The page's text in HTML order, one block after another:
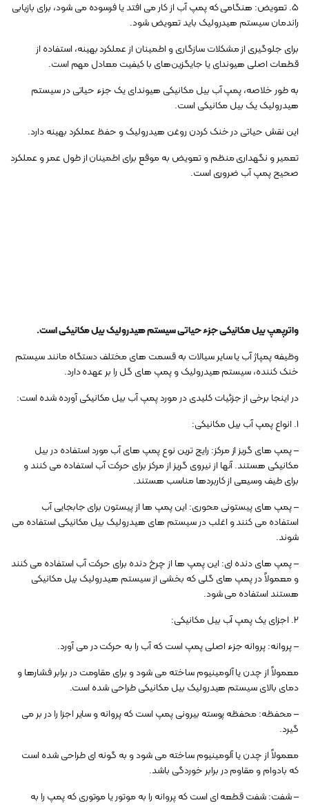
5. تعویض: هنگامی که پمپ آب از کار می افتد یا فرسوده می شود، برای بازیابی
راندمان سیستم هیدرولیک باید تعویض شود.
برای جلوگیری از مشکلات سازگاری و اطمینان از عملکرد بهینه، استفاده از
قطعات اصلی هیوندای یا جایگزین‌های با کیفیت معادل مهم است.
به طور خلاصه، پمپ آب بیل مکانیکی هیوندای یک جزء حیاتی در سیستم
هیدرولیک یک بیل مکانیکی است.
این نقش حیاتی در خنک کردن روغن هیدرولیک و حفظ عملکرد بهینه دارد.
تعمیر و نگهداری منظم و تعویض به موقع برای اطمینان از طول عمر و عملکرد
صحیح پمپ آب ضروری است.
واترپمپ بیل مکانیکی جزء حیاتی سیستم هیدرولیک بیل مکانیکی است.
وظیفه پمپاژ آب یا سایر سیالات به قسمت های مختلف دستگاه مانند سیستم
خنک کننده، سیستم هیدرولیک و پمپ های گل را بر عهده دارد.
در اینجا برخی از جزئیات کلیدی در مورد پمپ آب بیل مکانیکی آورده شده است:
1. انواع پمپ آب بیل مکانیکی:
– پمپ های گریز از مرکز: رایج ترین نوع پمپ های آب مورد استفاده در بیل
مکانیکی هستند. آنها از نیروی گریز از مرکز برای حرکت آب استفاده می کنند و
برای طیف وسیعی از کاربردها مناسب هستند.
– پمپ های پیستونی محوری: این پمپ ها از پیستون برای جابجایی آب
استفاده می کنند و اغلب در سیستم های هیدرولیک بیل مکانیکی استفاده می
شوند.
– پمپ های دنده ای: این پمپ ها از چرخ دنده برای حرکت آب استفاده می کنند
و معمولاً در پمپ های گلی که بخشی از سیستم هیدرولیک بیل مکانیکی
هستند استفاده می شود.
2. اجزای یک پمپ آب بیل مکانیکی:
– پروانه: پروانه جزء اصلی پمپ است که آب را به حرکت در می آورد.
معمولاً از چدن یا آلومینیوم ساخته می شود و برای مقاومت در برابر فشارها و
دمای بالای سیستم هیدرولیک بیل مکانیکی طراحی شده است.
– محفظه: محفظه پوسته بیرونی پمپ است که پروانه و سایر اجزا را در بر می
گیرد.
معمولاً از چدن یا آلومینیوم ساخته می شود و به گونه ای طراحی شده است
که بادوام و مقاوم در برابر خوردگی باشد.
– شفت: شفت قطعه ای است که پروانه را به موتور یا موتوری که پمپ را به